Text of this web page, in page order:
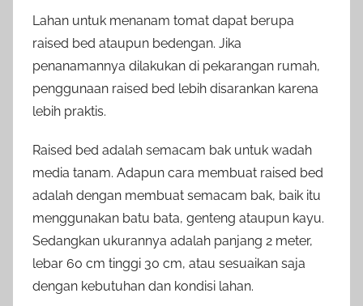
Lahan untuk menanam tomat dapat berupa
raised bed ataupun bedengan. Jika
penanamannya dilakukan di pekarangan rumah,
penggunaan raised bed lebih disarankan karena
lebih praktis.
Raised bed adalah semacam bak untuk wadah
media tanam. Adapun cara membuat raised bed
adalah dengan membuat semacam bak, baik itu
menggunakan batu bata, genteng ataupun kayu.
Sedangkan ukurannya adalah panjang 2 meter,
lebar 60 cm tinggi 30 cm, atau sesuaikan saja
dengan kebutuhan dan kondisi lahan.